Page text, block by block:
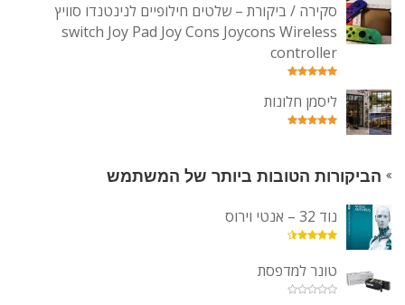
סקירה / ביקורת – שלטים חילופיים לנינטנדו סוויץ
switch Joy Pad Joy Cons Joycons Wireless
controller
ליסמן חלונות
הביקורות הטובות ביותר של המשתמש
נוד 32 – אנטי וירוס
טונר למדפסת